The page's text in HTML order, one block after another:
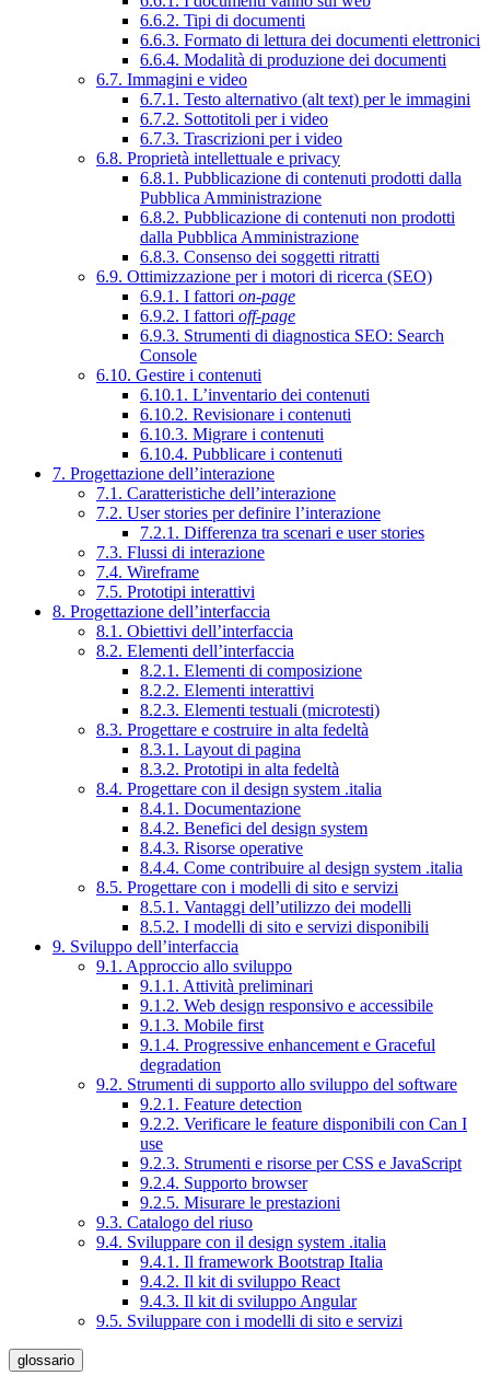
6.6.2. Tipi di documenti
6.6.3. Formato di lettura dei documenti elettronici
6.6.4. Modalità di produzione dei documenti
6.7. Immagini e video
6.7.1. Testo alternativo (alt text) per le immagini
6.7.2. Sottotitoli per i video
6.7.3. Trascrizioni per i video
6.8. Proprietà intellettuale e privacy
6.8.1. Pubblicazione di contenuti prodotti dalla
Pubblica Amministrazione
6.8.2. Pubblicazione di contenuti non prodotti
dalla Pubblica Amministrazione
6.8.3. Consenso dei soggetti ritratti
6.9. Ottimizzazione per i motori di ricerca (SEO)
6.9.1. I fattori on-page
6.9.2. I fattori off-page
6.9.3. Strumenti di diagnostica SEO: Search
Console
6.10. Gestire i contenuti
6.10.1. L’inventario dei contenuti
6.10.2. Revisionare i contenuti
6.10.3. Migrare i contenuti
6.10.4. Pubblicare i contenuti
7. Progettazione dell’interazione
7.1. Caratteristiche dell’interazione
7.2. User stories per definire l’interazione
7.2.1. Differenza tra scenari e user stories
7.3. Flussi di interazione
7.4. Wireframe
7.5. Prototipi interattivi
8. Progettazione dell’interfaccia
8.1. Obiettivi dell’interfaccia
8.2. Elementi dell’interfaccia
8.2.1. Elementi di composizione
8.2.2. Elementi interattivi
8.2.3. Elementi testuali (microtesti)
8.3. Progettare e costruire in alta fedeltà
8.3.1. Layout di pagina
8.3.2. Prototipi in alta fedeltà
8.4. Progettare con il design system .italia
8.4.1. Documentazione
8.4.2. Benefici del design system
8.4.3. Risorse operative
8.4.4. Come contribuire al design system .italia
8.5. Progettare con i modelli di sito e servizi
8.5.1. Vantaggi dell’utilizzo dei modelli
8.5.2. I modelli di sito e servizi disponibili
9. Sviluppo dell’interfaccia
9.1. Approccio allo sviluppo
9.1.1. Attività preliminari
9.1.2. Web design responsivo e accessibile
9.1.3. Mobile first
9.1.4. Progressive enhancement e Graceful
degradation
9.2. Strumenti di supporto allo sviluppo del software
9.2.1. Feature detection
9.2.2. Verificare le feature disponibili con Can I
use
9.2.3. Strumenti e risorse per CSS e JavaScript
9.2.4. Supporto browser
9.2.5. Misurare le prestazioni
9.3. Catalogo del riuso
9.4. Sviluppare con il design system .italia
9.4.1. Il framework Bootstrap Italia
9.4.2. Il kit di sviluppo React
9.4.3. Il kit di sviluppo Angular
9.5. Sviluppare con i modelli di sito e servizi
glossario